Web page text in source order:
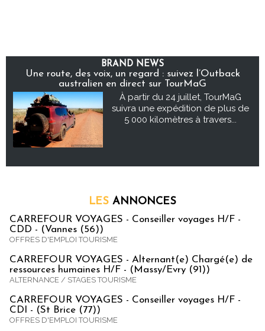
BRAND NEWS
Une route, des voix, un regard : suivez l’Outback
australien en direct sur TourMaG
À partir du 24 juillet, TourMaG
suivra une expédition de plus de
5 000 kilomètres à travers...
LES ANNONCES
CARREFOUR VOYAGES - Conseiller voyages H/F -
CDD - (Vannes (56))
OFFRES D'EMPLOI TOURISME
CARREFOUR VOYAGES - Alternant(e) Chargé(e) de
ressources humaines H/F - (Massy/Evry (91))
ALTERNANCE / STAGES TOURISME
CARREFOUR VOYAGES - Conseiller voyages H/F -
CDI - (St Brice (77))
OFFRES D'EMPLOI TOURISME